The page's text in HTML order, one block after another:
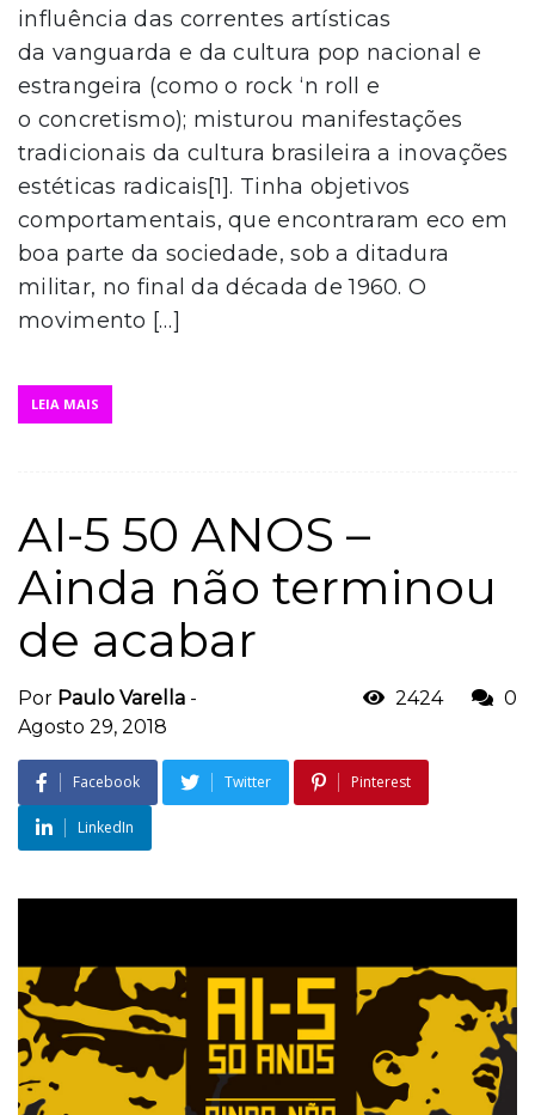
influência das correntes artísticas
da vanguarda e da cultura pop nacional e
estrangeira (como o rock ‘n roll e
o concretismo); misturou manifestações
tradicionais da cultura brasileira a inovações
estéticas radicais[1]. Tinha objetivos
comportamentais, que encontraram eco em
boa parte da sociedade, sob a ditadura
militar, no final da década de 1960. O
movimento […]
LEIA MAIS
AI-5 50 ANOS –
Ainda não terminou
de acabar
Por Paulo Varella -
Agosto 29, 2018
2424 0
Facebook Twitter Pinterest
LinkedIn